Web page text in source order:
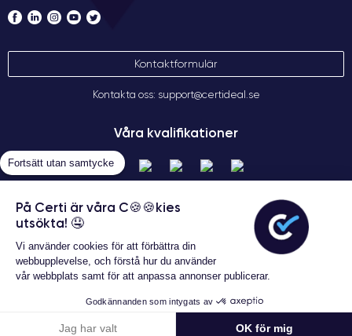
Garanterat 24 månader
Lägg i varukorgen
Kontaktformulär
Kontakta oss: support@certideal.se
Våra kvalifikationer
Allmänna försäljningsvillkor
förbehållna
Fortsätt utan samtycke
På Certi är våra C🍪🍪kies
utsökta! 🤤
Vi använder cookies för att förbättra din
webbupplevelse, och förstå hur du använder
vår webbplats samt för att anpassa annonser publicerar.
Godkännanden som intygats av
Jag har valt OK för mig